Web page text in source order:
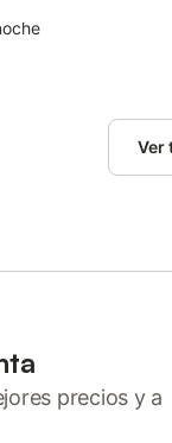
Ver
precios y a